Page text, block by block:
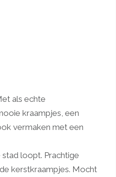
als echte
kraampjes, een
vermaken met een
loopt. Prachtige
kerstkraampjes. Mocht